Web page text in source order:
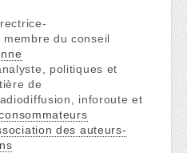
membre du conseil
politiques et
de
inforoute et
des auteurs-